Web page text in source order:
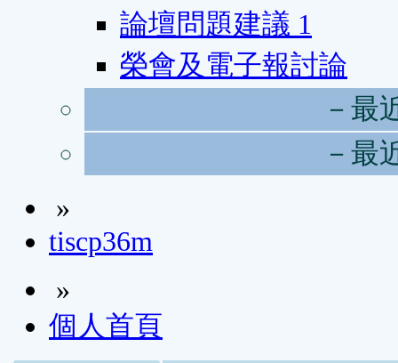
論壇問題建議 1
榮會及電子報討論
－最
－最
»
tiscp36m
»
個人首頁